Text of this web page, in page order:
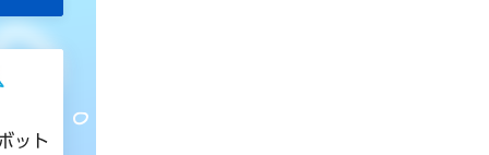
ット